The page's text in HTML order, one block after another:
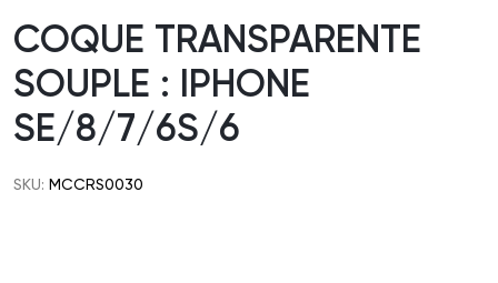
COQUE TRANSPARENTE
SOUPLE : IPHONE
SE/8/7/6S/6
SKU: MCCRS0030